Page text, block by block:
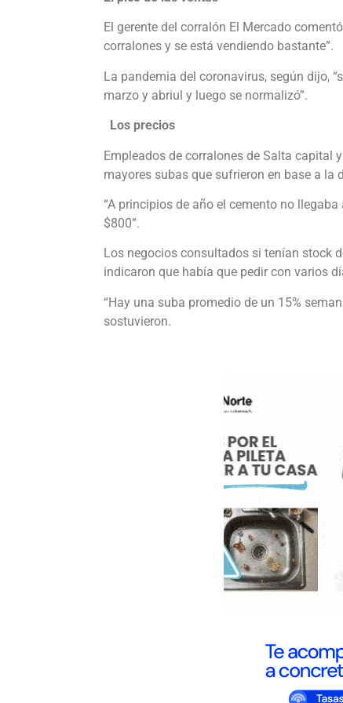
El gerente del corralón El Mercado
corralones y se está vendiendo bastante”.
La pandemia del coronavirus, según dijo,
marzo y abriul y luego se normalizó”.
Los precios
Empleados de corralones de Salta capital
mayores subas que sufrieron en base a la
“A principios de año el cemento no
$800”.
Los negocios consultados si tenían stock
indicaron que había que pedir con varios
“Hay una suba promedio de un 15%
sostuvieron.